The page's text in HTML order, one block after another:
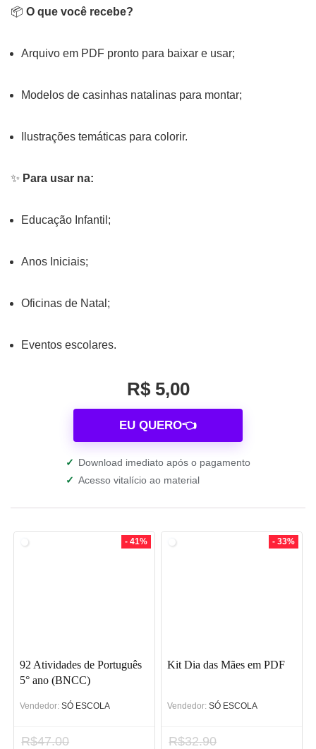
📦 O que você recebe?
Arquivo em PDF pronto para baixar e usar;
Modelos de casinhas natalinas para montar;
Ilustrações temáticas para colorir.
✨ Para usar na:
Educação Infantil;
Anos Iniciais;
Oficinas de Natal;
Eventos escolares.
R$ 5,00
EU QUERO👈
✓ Download imediato após o pagamento
✓ Acesso vitalício ao material
- 41%
92 Atividades de Português
5° ano (BNCC)
Vendedor: SÓ ESCOLA
R$47.00
- 33%
Kit Dia das Mães em PDF
Vendedor: SÓ ESCOLA
R$32.90